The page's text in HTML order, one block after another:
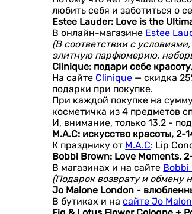
любить себя и заботиться о
Estee Lauder: Love is the
В онлайн-магазине Estee
(В соответствии с
элитную парфюмерию,
Clinique: подари себе
На сайте Clinique — скидка
подарки при покупке.
При каждой покупке на
косметичка из 4 предметов
И, внимание, только 13.2 -
M.A.C: искусство красоты, 2-
К празднику от M.A.C: Lip
Bobbi Brown: Love Moments,
В магазинах и на сайте Bobbi
(Подарок возврату и
Jo Malone London -
В бутиках и насайте Jo